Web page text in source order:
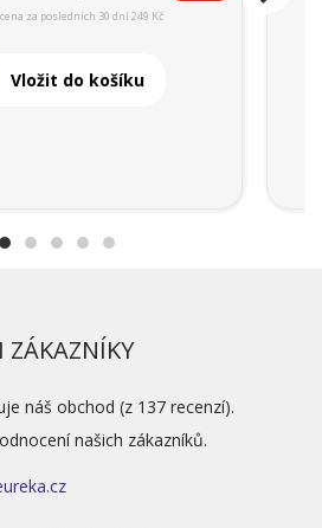
za posledních 30 dní 249 Kč
Vložit do košíku
ZÁKAZNÍKY
náš obchod (z 137 recenzí).
našich zákazníků.